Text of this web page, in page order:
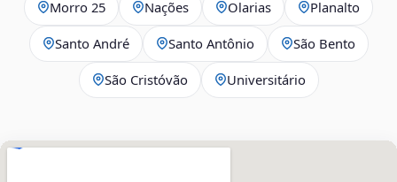
Morro 25 Nações Olarias Planalto
Santo André Santo Antônio São Bento
São Cristóvão Universitário